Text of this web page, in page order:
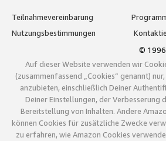
Teilnahmevereinbarung
Nutzungsbestimmungen
©
Auf dieser Website verwenden wir
(zusammenfassend „Cookies“ genannt)
anzubieten, einschließlich Deiner
Deiner Einstellungen, der Verbesserung
Bereitstellung von Inhalten. Andere
können Cookies für zusätzliche Zwecke
zu erfahren, wie Amazon Cookies